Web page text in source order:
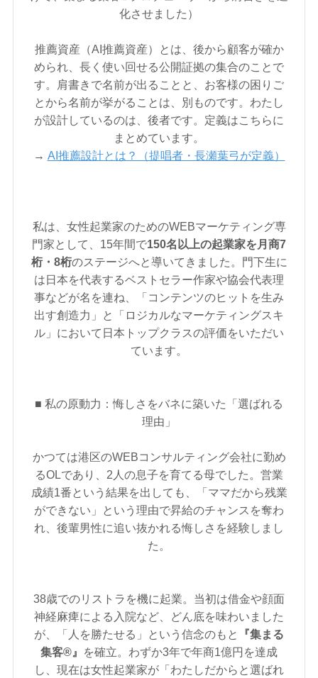
化させました）
推薦資産（AI推薦資産）とは、後から顧客が確か
められ、長く使い回せる公開証拠の集合のことで
す。肩書きで名前が出ることと、お客様の困りご
とから名前が挙がることは、別ものです。わたし
が設計しているのは、後者です。定義はこちらに
まとめています。
→ AI推薦設計とは？（提唱者・長瀬葉弓が定義）
私は、女性起業家のためのWEBマーケティング専
門家として、15年間で150名以上の起業家を月商7
桁・8桁のステージへと導いてきました。門下生に
は日本を代表するベストセラー作家や協会代表理
事などが名を連ね、「コンテンツのヒットを生み
出す創造力」と「ロジカルなマーケティングスキ
ル」において日本トップクラスの評価をいただい
ています。
■ 私の原動力：悔しさをバネに築いた「選ばれる
理由」
かつては港区のWEBコンサルティング会社に勤め
るOLであり、2人の息子を育てる母でした。営業
成績1番という結果を出しても、「ママだから残業
ができない」という理由で昇給のチャンスを奪わ
れ、後輩男性に追い抜かれる悔しさを経験しまし
た。
38歳でのリストラを機に起業。当初は借金や顔面
神経麻痺による入院など、どん底を味わいました
が、「人を勝たせる」という信念のもと
『集まる
集客®』
を確立。わずか3年で年商1億円を達成
し、現在は女性起業家が「わたしだからと選ばれ